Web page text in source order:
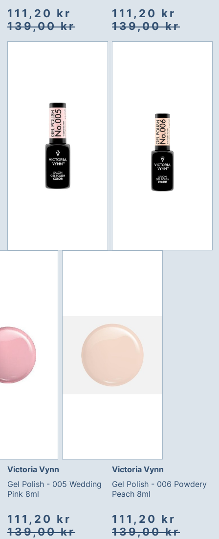
Spesialpris
111,20 kr
139,00 kr
Spesialpris
111,20 kr
139,00 kr
Victoria Vynn
Gel Polish - 005 Wedding
Pink 8ml
Spesialpris
111,20 kr
139,00 kr
Victoria Vynn
Gel Polish - 006 Powdery
Peach 8ml
Spesialpris
111,20 kr
139,00 kr